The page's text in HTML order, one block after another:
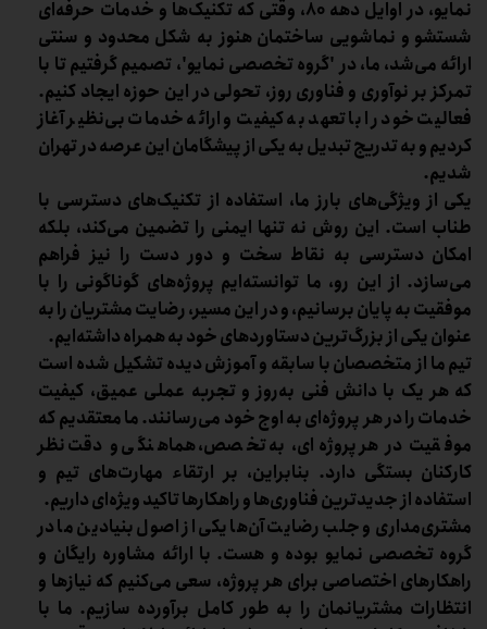
نمایو، در اوایل دهه ۸۰، وقتی که تکنیک‌ها و خدمات حرفه‌ای
شستشو و نماشویی ساختمان هنوز به شکل محدود و سنتی
ارائه می‌شد، ما، در 'گروه تخصصی نمایو'، تصمیم گرفتیم تا با
تمرکز بر نوآوری و فناوری روز، تحولی در این حوزه ایجاد کنیم.
فعالیت خود را با تعهد به کیفیت و ارائه خدمات بی‌نظیر آغاز
کردیم و به تدریج تبدیل به یکی از پیشگامان این عرصه در تهران
شدیم.
یکی از ویژگی‌های بارز ما، استفاده از تکنیک‌های دسترسی با
طناب است. این روش نه تنها ایمنی را تضمین می‌کند، بلکه
امکان دسترسی به نقاط سخت و دور دست را نیز فراهم
می‌سازد. از این رو، ما توانسته‌ایم پروژه‌های گوناگونی را با
موفقیت به پایان برسانیم، و در این مسیر، رضایت مشتریان را به
عنوان یکی از بزرگ‌ترین دستاوردهای خود به همراه داشته‌ایم.
تیم ما از متخصصان با سابقه و آموزش دیده تشکیل شده است
که هر یک با دانش فنی به‌روز و تجربه عملی عمیق، کیفیت
خدمات را در هر پروژه‌ای به اوج خود می‌رسانند. ما معتقدیم که
موفقیت در هر پروژه‌ای، به تخصص، هماهنگی و دقت نظر
کارکنان بستگی دارد. بنابراین، بر ارتقاء مهارت‌های تیم و
استفاده از جدیدترین فناوری‌ها و راهکارها تاکید ویژه‌ای داریم.
مشتری‌مداری و جلب رضایت آن‌ها یکی از اصول بنیادین ما در
گروه تخصصی نمایو بوده و هست. با ارائه مشاوره رایگان و
راهکارهای اختصاصی برای هر پروژه، سعی می‌کنیم که نیازها و
انتظارات مشتریانمان را به طور کامل برآورده سازیم. ما با